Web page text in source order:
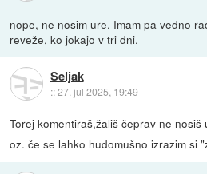
nope, ne nosim ure. Imam pa vedno
reveže, ko jokajo v tri dni.
Seljak
::27. jul 2025, 19:49
Torej komentiraš,žališ čeprav ne
oz. če se lahko hudomušno izrazim si